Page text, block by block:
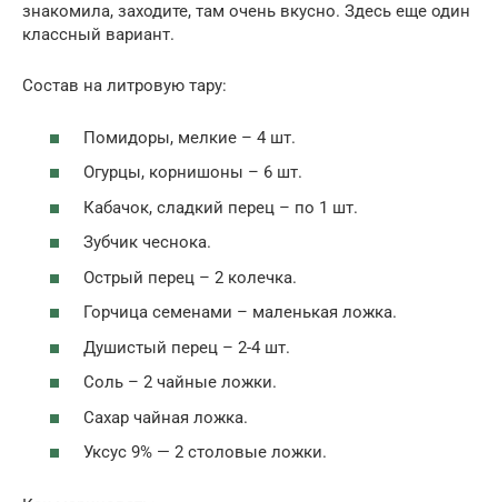
знакомила, заходите, там очень вкусно. Здесь еще один
классный вариант.
Состав на литровую тару:
Помидоры, мелкие – 4 шт.
Огурцы, корнишоны – 6 шт.
Кабачок, сладкий перец – по 1 шт.
Зубчик чеснока.
Острый перец – 2 колечка.
Горчица семенами – маленькая ложка.
Душистый перец – 2-4 шт.
Соль – 2 чайные ложки.
Сахар чайная ложка.
Уксус 9% — 2 столовые ложки.